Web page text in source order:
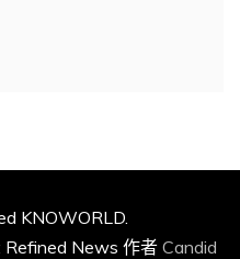
KNOWORLD.
Refined News 作者 Candid